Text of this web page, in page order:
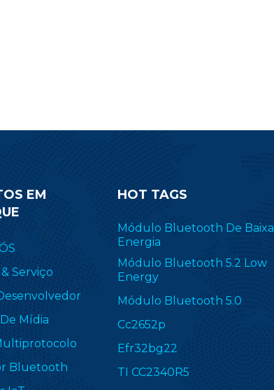
EM
Serviço
Mídia
Bluetooth
HOT TAGS
Módulo Bluetooth De Baixa
Energia
Módulo Bluetooth 5.2 Low
Energy
Módulo Bluetooth 5.0
Cc2652p
Efr32bg22
TI CC2340R5